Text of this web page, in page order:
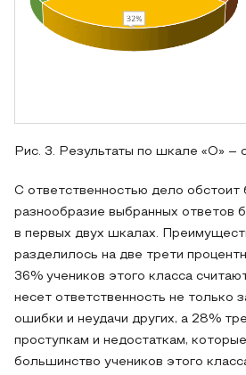
Рис. 3. Результаты по шкале «О» –
С ответственностью дело обстоит
разнообразие выбранных ответов
в первых двух шкалах.
разделилось на две трети
36% учеников этого класса
несет ответственность не только
ошибки и неудачи других, а 28%
проступкам и недостаткам,
большинство учеников этого